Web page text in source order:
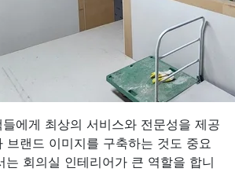
에게 최상의 서비스와 전문성을 제공
브랜드 이미지를 구축하는 것도 중요
는 회의실 인테리어가 큰 역할을 합니